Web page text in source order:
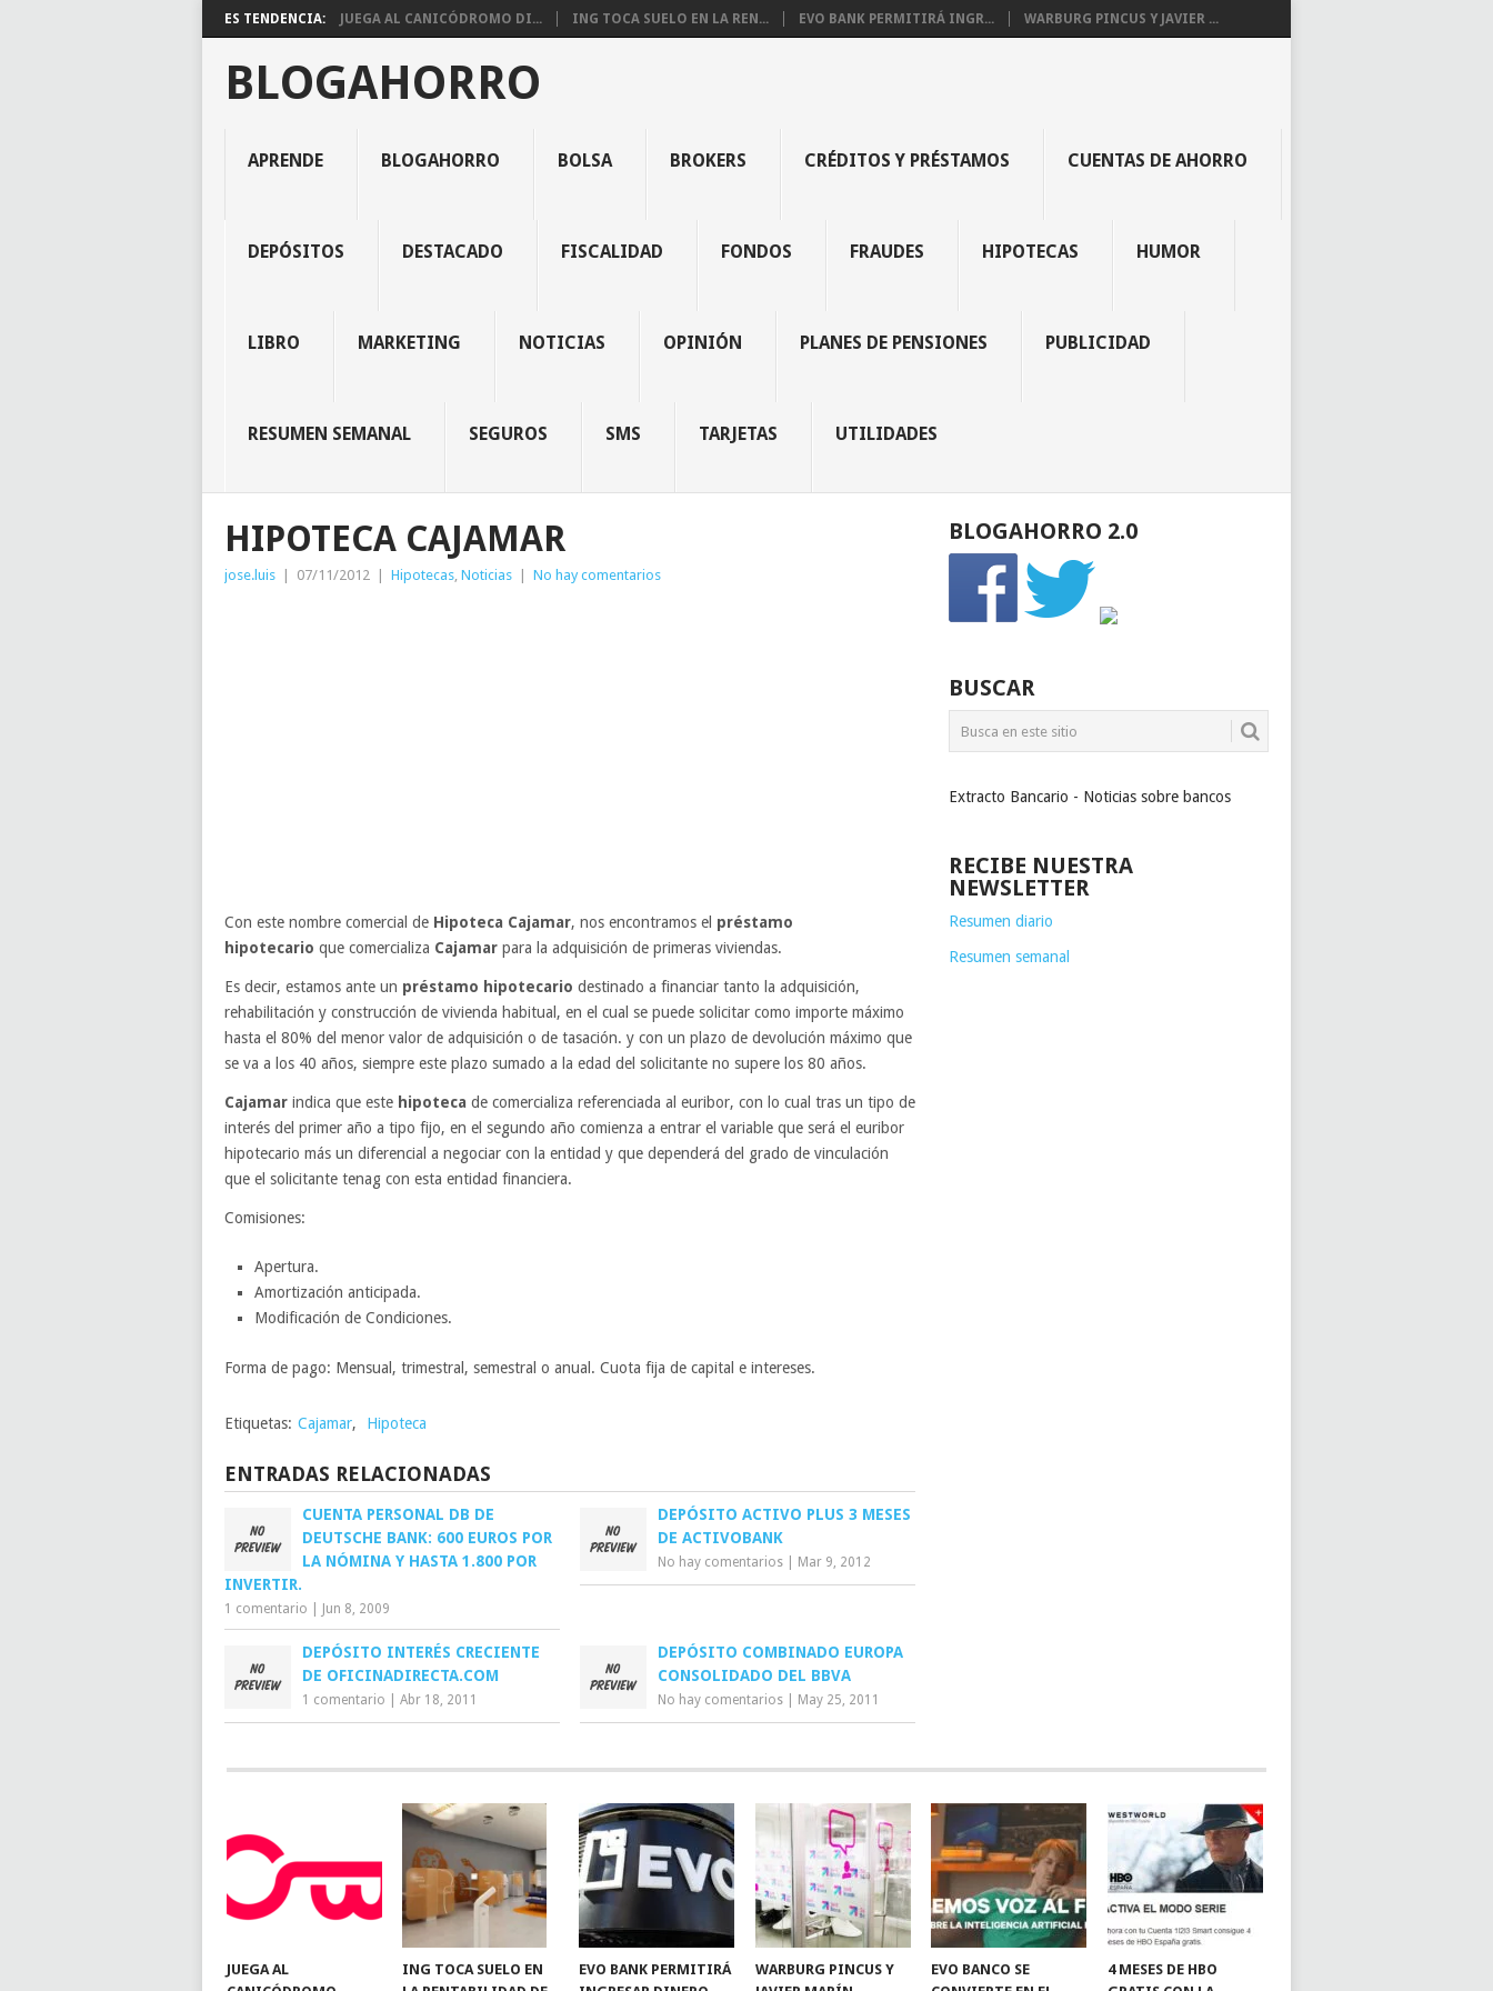
ES TENDENCIA: JUEGA AL CANICÓDROMO DI... ING TOCA SUELO EN LA REN... EVO BANK PERMITIRÁ INGR... WARBURG PINCUS Y JAVIER ...
BLOGAHORRO
APRENDE BLOGAHORRO BOLSA BROKERS CRÉDITOS Y PRÉSTAMOS CUENTAS DE AHORRO
DEPÓSITOS DESTACADO FISCALIDAD FONDOS FRAUDES HIPOTECAS HUMOR
LIBRO MARKETING NOTICIAS OPINIÓN PLANES DE PENSIONES PUBLICIDAD
RESUMEN SEMANAL SEGUROS SMS TARJETAS UTILIDADES
HIPOTECA CAJAMAR
jose.luis 07/11/2012 Hipotecas, Noticias No hay comentarios
Con este nombre comercial de Hipoteca Cajamar, nos encontramos el préstamo
hipotecario que comercializa Cajamar para la adquisición de primeras viviendas.
Es decir, estamos ante un préstamo hipotecario destinado a financiar tanto la adquisición,
rehabilitación y construcción de vivienda habitual, en el cual se puede solicitar como importe máximo
hasta el 80% del menor valor de adquisición o de tasación. y con un plazo de devolución máximo que
se va a los 40 años, siempre este plazo sumado a la edad del solicitante no supere los 80 años.
Cajamar indica que este hipoteca de comercializa referenciada al euribor, con lo cual tras un tipo de
interés del primer año a tipo fijo, en el segundo año comienza a entrar el variable que será el euribor
hipotecario más un diferencial a negociar con la entidad y que dependerá del grado de vinculación
que el solicitante tenag con esta entidad financiera.
Comisiones:
Apertura.
Amortización anticipada.
Modificación de Condiciones.
Forma de pago: Mensual, trimestral, semestral o anual. Cuota fija de capital e intereses.
Etiquetas: Cajamar, Hipoteca
ENTRADAS RELACIONADAS
CUENTA PERSONAL DB DE
DEUTSCHE BANK: 600 EUROS POR
LA NÓMINA Y HASTA 1.800 POR
INVERTIR.
1 comentario Jun 8, 2009
DEPÓSITO ACTIVO PLUS 3 MESES
DE ACTIVOBANK
No hay comentarios Mar 9, 2012
DEPÓSITO INTERÉS CRECIENTE
DE OFICINADIRECTA.COM
1 comentario Abr 18, 2011
DEPÓSITO COMBINADO EUROPA
CONSOLIDADO DEL BBVA
No hay comentarios May 25, 2011
BLOGAHORRO 2.0
BUSCAR
Extracto Bancario - Noticias sobre bancos
RECIBE NUESTRA
NEWSLETTER
Resumen diario
Resumen semanal
JUEGA AL
ING TOCA SUELO EN
EVO BANK PERMITIRÁ
WARBURG PINCUS Y
EVO BANCO SE
4 MESES DE HBO